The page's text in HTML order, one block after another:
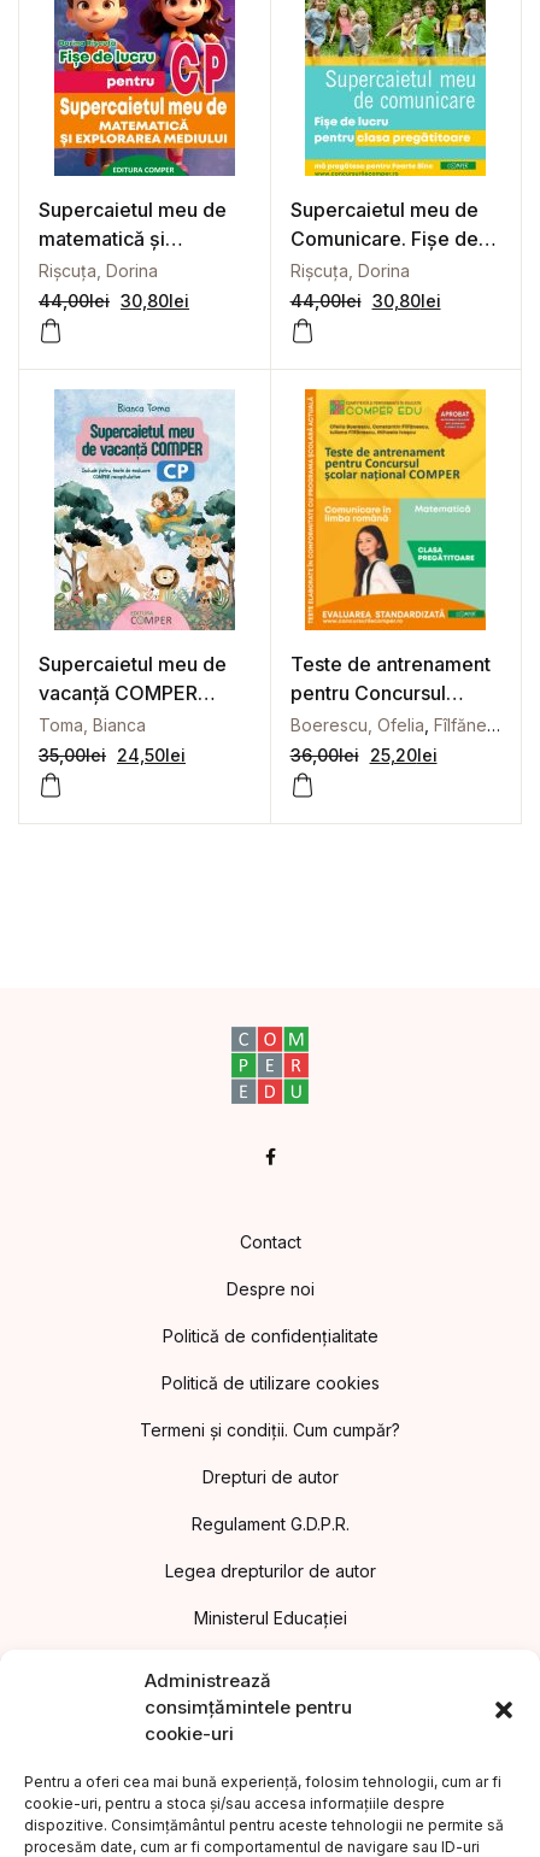
Administrează
consimțămintele pentru
cookie-uri
Pentru a oferi cea mai bună experiență, folosim tehnologii, cum ar fi
cookie-uri, pentru a stoca și/sau accesa informațiile despre
dispozitive. Consimțământul pentru aceste tehnologii ne permite să
procesăm date, cum ar fi comportamentul de navigare sau ID-uri
Supercaietul meu de
matematică și
explorarea mediului.
Fișe de lucru pentru
clasa pregătitoare
Rișcuța, Dorina
44,00lei 30,80lei
Supercaietul meu de
Comunicare. Fișe de
lucru pentru clasa
pregătitoare
Rișcuța, Dorina
44,00lei 30,80lei
Supercaietul meu de
vacanță COMPER
Clasa pregătitoare
Toma, Bianca
35,00lei 24,50lei
Teste de antrenament
pentru Concursul
școlar național
COMPER, Comunicare
în limba română.
Boerescu, Ofelia Fîlfănescu, Constantin
36,00lei 25,20lei
Facebook
Contact
Despre noi
Politică de confidențialitate
Politică de utilizare cookies
Termeni și condiții. Cum cumpăr?
Drepturi de autor
Regulament G.D.P.R.
Legea drepturilor de autor
Ministerul Educației
Uniunea Editorilor din România
Institutul Cultural Român
Legea nr.186/2003 privind promovarea culturii scrise